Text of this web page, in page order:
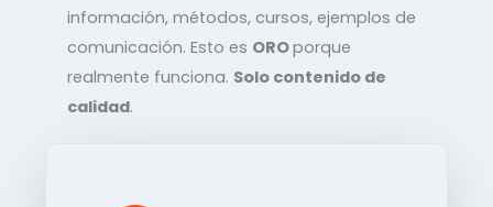
información, métodos, cursos, ejemplos de
comunicación. Esto es OROporque
realmente funciona. Solo contenido de
calidad.